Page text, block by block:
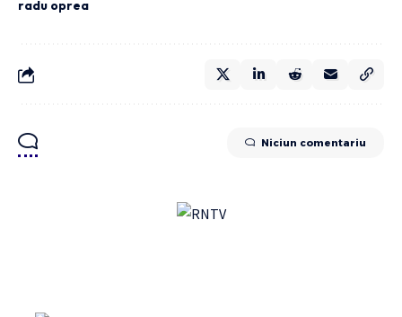
radu oprea
Niciun comentariu